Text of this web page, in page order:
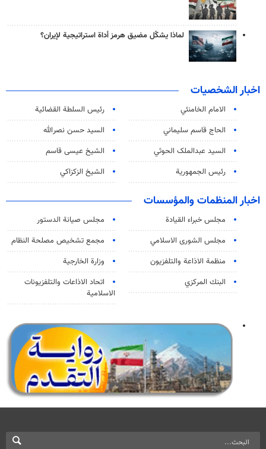
لماذا يشكّل مضيق هرمز أداة استراتيجية لإيران؟
اخبار الشخصيات
الامام الخامنئي
رئیس السلطة القضائیة
الحاج قاسم سليماني
السيد حسن نصرالله
السید عبدالملک الحوثي
الشيخ عيسى قاسم
رئيس الجمهورية
الشيخ الزكزاكي
اخبار المنظمات والمؤسسات
مجلس خبراء القيادة
مجلس صيانة الدستور
مجلس الشورى الاسلامي
مجمع تشخيص مصلحة النظام
منظمة الاذاعة والتلفزیون
وزارة الخارجية
البنك المركزي
اتحاد الاذاعات والتلفزيونات
الاسلامية